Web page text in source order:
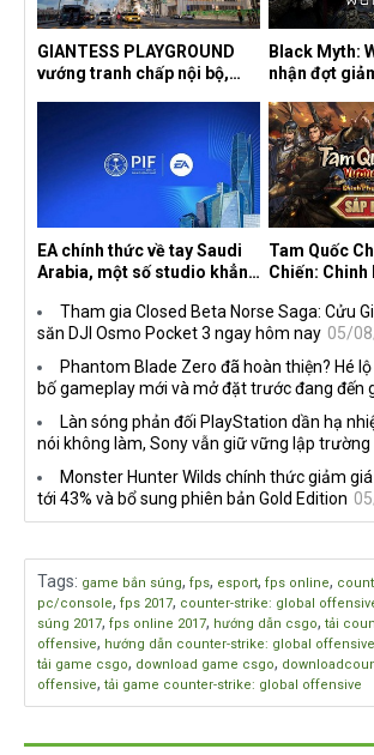
GIANTESS PLAYGROUND
vướng tranh chấp nội bộ,
ngầm chiếm đoạt doanh thu
Black Myth:
nhận đợt
trên mọi nền
EA chính thức về tay Saudi
Arabia, một số studio khẳng
lược DEI
Tam Quốc
Chiến: Chinh
sáu thị
Tham gia Closed Beta Norse Saga: Cửu
săn DJI Osmo Pocket 3 ngay hôm nay 05/
Phantom Blade Zero đã hoàn thiện? Hé
bố gameplay mới và mở đặt trước đang đến
Làn sóng phản đối PlayStation dần hạ
nói không làm, Sony vẫn giữ vững lập trường
Monster Hunter Wilds chính thức giảm
tới 43% và bổ sung phiên bản Gold Edition
Tags: game bắn súng, fps, esport, fps online,
pc/console, fps 2017, counter-strike: global
súng 2017, fps online 2017, hướng dẫn csgo, tải
offensive, hướng dẫn counter-strike: global offensive
tải game csgo, download game csgo,
offensive, tải game counter-strike: global offensive